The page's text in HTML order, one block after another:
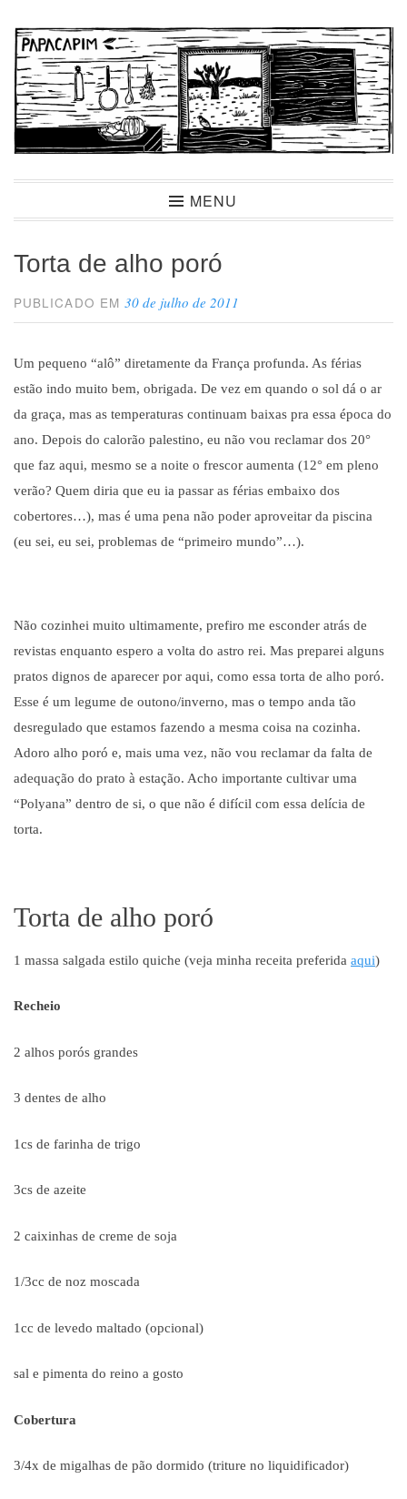
para
conteúdo
PapacapimMENU
Torta de alho poró
PUBLICADO EM30 de julho de 2011
Um pequeno “alô” diretamente da França profunda. As férias
estão indo muito bem, obrigada. De vez em quando o sol dá o ar
da graça, mas as temperaturas continuam baixas pra essa época do
ano. Depois do calorão palestino, eu não vou reclamar dos 20°
que faz aqui, mesmo se a noite o frescor aumenta (12° em pleno
verão? Quem diria que eu ia passar as férias embaixo dos
cobertores…), mas é uma pena não poder aproveitar da piscina
(eu sei, eu sei, problemas de “primeiro mundo”…).
Não cozinhei muito ultimamente, prefiro me esconder atrás de
revistas enquanto espero a volta do astro rei. Mas preparei alguns
pratos dignos de aparecer por aqui, como essa torta de alho poró.
Esse é um legume de outono/inverno, mas o tempo anda tão
desregulado que estamos fazendo a mesma coisa na cozinha.
Adoro alho poró e, mais uma vez, não vou reclamar da falta de
adequação do prato à estação. Acho importante cultivar uma
“Polyana” dentro de si, o que não é difícil com essa delícia de
torta.
Torta de alho poró
1 massa salgada estilo quiche (veja minha receita preferida aqui)
Recheio
2 alhos porós grandes
3 dentes de alho
1cs de farinha de trigo
3cs de azeite
2 caixinhas de creme de soja
1/3cc de noz moscada
1cc de levedo maltado (opcional)
sal e pimenta do reino a gosto
Cobertura
3/4x de migalhas de pão dormido (triture no liquidificador)